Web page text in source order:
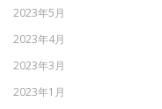
2023年5月
2023年4月
2023年3月
2023年1月